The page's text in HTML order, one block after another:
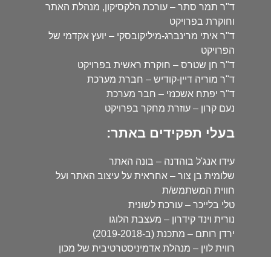
ד"ר תמר סתר – עורכת הלקסיקון, מנהלת האתר
וחוקרת בפרויקט
ד"ר איתי מרינברג-מיליקובסקי – יועץ אקדמי של
הפרויקט
ד"ר חן שטרס – חוקרת ראשית בפרויקט
ד"ר מוריה דיין-קודיש – חברת מערכת
ד"ר יפתח אשכנזי – חבר מערכת
נעם קרון – עוזרת מחקר בפרויקט
בעלי תפקידים באתר:
עידו אנג'ל בוהדנה – בונה האתר
שלומית בן צור – אחראית על עיצוב האתר ועל
חווית המשתמש/ת
טלי בלייכר – עורכת לשונית
נורית וינד קידרון – מעצבת הלוגו
ירדן רותם – מתכנת (ב-2019-2018)
רווית לוין – מנהלת אדמיניסטרטיבית של מכון